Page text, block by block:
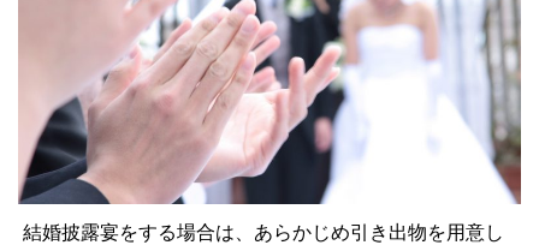
結婚披露宴をする場合は、あらかじめ引き出物を用意し